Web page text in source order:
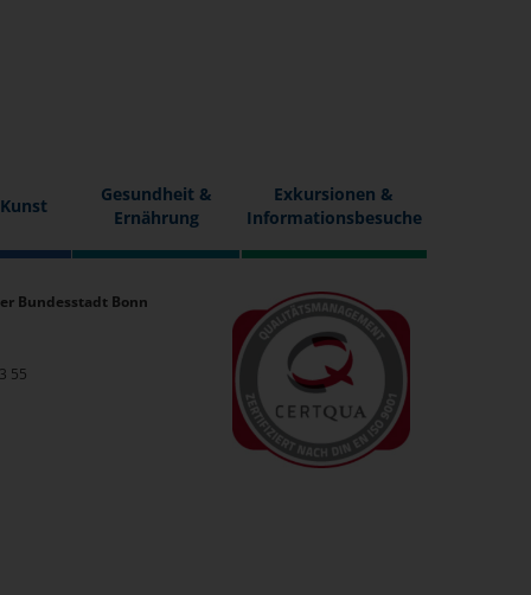
Gesundheit &
Ernährung
Exkursionen &
Informationsbesuche
Bundesstadt Bonn
55